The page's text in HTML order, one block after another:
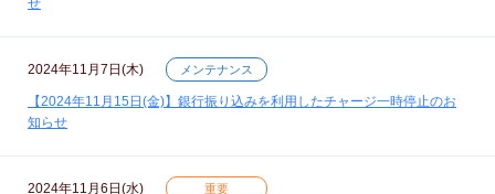
せ
2024年11月7日(木) メンテナンス
【2024年11月15日(金)】銀行振り込みを利用したチャージ一時停止のお
知らせ
2024年11月6日(水) 重要